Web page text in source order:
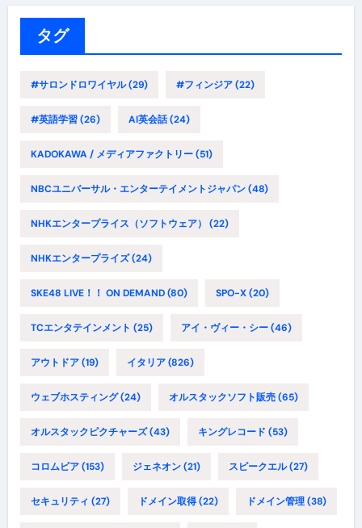
タグ
#サロンドロワイヤル(29) #フィンジア(22)
#英語学習(26) AI英会話(24)
KADOKAWA / メディアファクトリー(51)
NBCユニバーサル・エンターテイメントジャパン(48)
NHKエンタープライス（ソフトウェア） (22)
NHKエンタープライズ(24)
SKE48 LIVE！！ ON DEMAND(80) SPO-X(20)
TCエンタテインメント (25) アイ・ヴィー・シー(46)
アウトドア(19) イタリア(826)
ウェブホスティング(24) オルスタックソフト販売(65)
オルスタックピクチャーズ(43) キングレコード (53)
コロムビア(153) ジェネオン(21) スピークエル(27)
セキュリティ (27) ドメイン取得(22) ドメイン管理(38)